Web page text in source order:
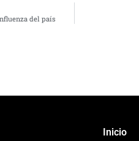
del país
Inicio